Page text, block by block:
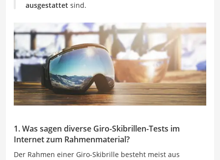
ausgestattet sind.
1. Was sagen diverse Giro-Skibrillen-Tests im
Internet zum Rahmenmaterial?
Der Rahmen einer Giro-Skibrille besteht meist aus